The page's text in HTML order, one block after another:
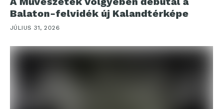
Balaton-felvidék új Kalandtérképe
JÚLIUS 31, 2026